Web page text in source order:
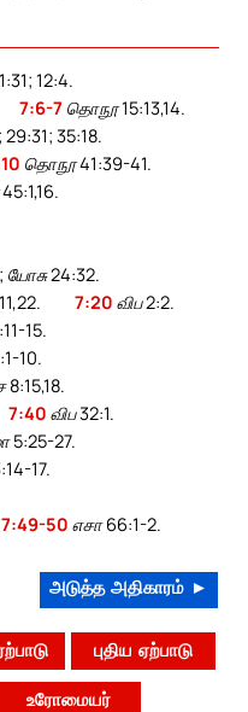
12:4.
7:6-7 தொநூ 15:13,14.
35:18.
தொநூ 41:39-41.
24:32.
7:20 விப 2:2.
15.
10.
8:15,18.
7:40 விப 32:1.
27.
17.
7:49-50 எசா 66:1-2.
அடுத்த அதிகாரம் ►
புதிய ஏற்பாடு
உரோமையர்